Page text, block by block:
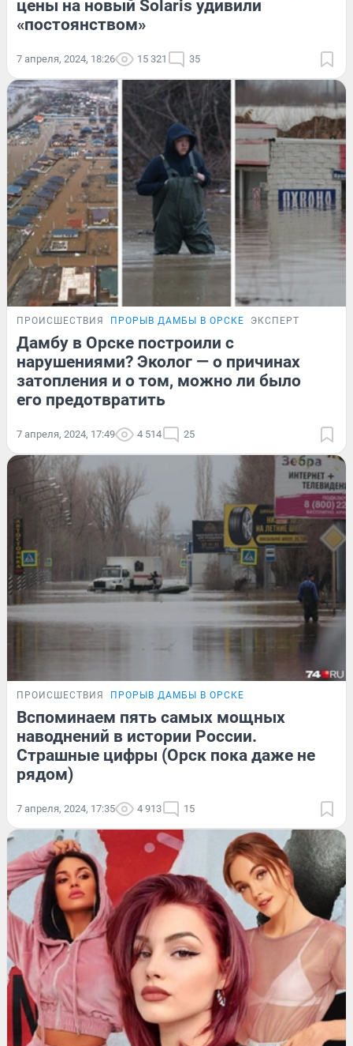
цены на новый Solaris удивили
«постоянством»
7 апреля, 2024, 18:26 15 321 35
ПРОИСШЕСТВИЯ ПРОРЫВ ДАМБЫ В ОРСКЕ ЭКСПЕРТ
Дамбу в Орске построили с
нарушениями? Эколог — о причинах
затопления и о том, можно ли было
его предотвратить
7 апреля, 2024, 17:49 4 514 25
ПРОИСШЕСТВИЯ ПРОРЫВ ДАМБЫ В ОРСКЕ
Вспоминаем пять самых мощных
наводнений в истории России.
Страшные цифры (Орск пока даже не
рядом)
7 апреля, 2024, 17:35 4 913 15